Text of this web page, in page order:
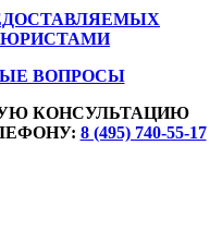
ВОПРОСЫ
КОНСУЛЬТАЦИЮ
8 (495) 740-55-17